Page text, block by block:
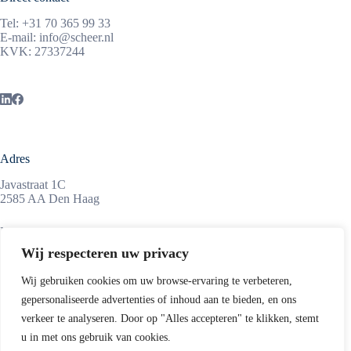
Wij respecteren uw privacy
Wij gebruiken cookies om uw browse-ervaring te verbeteren,
gepersonaliseerde advertenties of inhoud aan te bieden, en ons
verkeer te analyseren. Door op "Alles accepteren" te klikken, stemt
u in met ons gebruik van cookies.
Tel: +31 70 365 99 33
E-mail: info@scheer.nl
KVK: 27337244
Adres
Javastraat 1C
2585 AA Den Haag
Maandag tot vrijdag
08:45 – 17:15 uur
Informatie
ScheerSanders is een middelgroot advocatenkantoor,
gevestigd in de Haagse Archipelbuurt, op enkele minuten van